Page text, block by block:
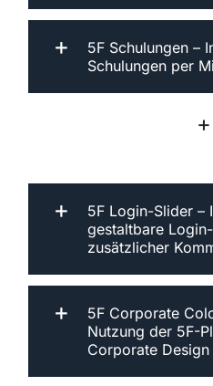
5F Schulungen –
Schulungen per
+
5F Login-Slider –
gestaltbare
zusätzlicher
5F Corporate
Nutzung der 5F-
Corporate